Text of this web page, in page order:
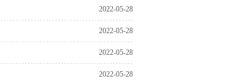
2022-05-28
2022-05-28
2022-05-28
2022-05-28